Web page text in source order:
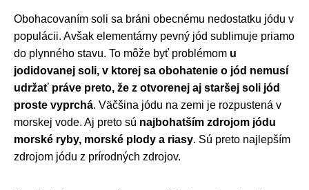
Obohacovaním soli sa bráni obecnému nedostatku jódu v
populácii. Avšak elementárny pevný jód sublimuje priamo
do plynného stavu. To môže byť problémom u
jodidovanej soli, v ktorej sa obohatenie o jód nemusí
udržať práve preto, že z otvorenej aj staršej soli jód
proste vyprchá. Väčšina jódu na zemi je rozpustená v
morskej vode. Aj preto sú najbohatším zdrojom jódu
morské ryby, morské plody a riasy. Sú preto najlepším
zdrojom jódu z prírodných zdrojov.